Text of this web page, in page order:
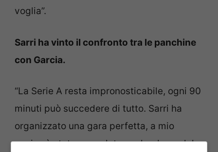
voglia”.
Sarri ha vinto il confronto tra le panchine
con Garcia.
“La Serie A resta impronosticabile, ogni 90
minuti può succedere di tutto. Sarri ha
organizzato una gara perfetta, a mio
avviso è stato agevolato anche da qualche